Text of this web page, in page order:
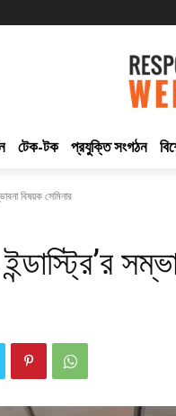
টেক-টক প্রযুক্তি সংগঠন
বিষয়ক সেমিনার